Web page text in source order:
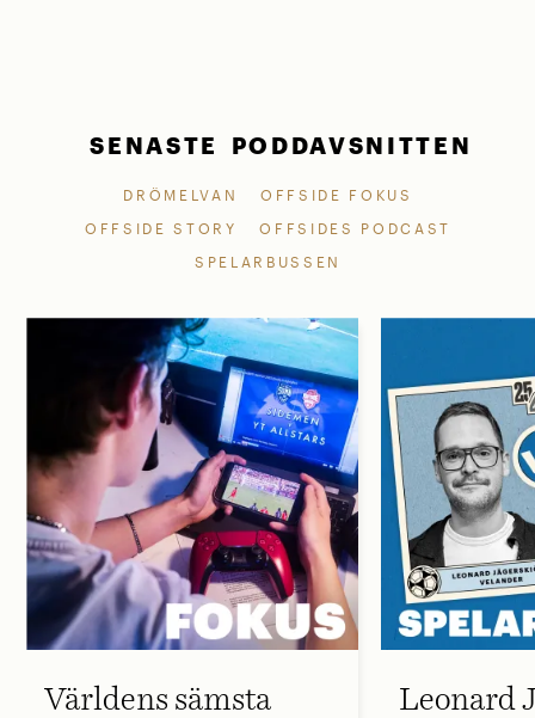
SENASTE PODDAVSNITTEN
DRÖMELVAN
OFFSIDE FOKUS
OFFSIDE STORY
OFFSIDES PODCAST
SPELARBUSSEN
Världens sämsta
Leonard